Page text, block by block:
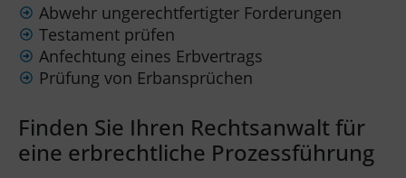
Abwehr ungerechtfertigter Forderungen
Testament prüfen
Anfechtung eines Erbvertrags
Prüfung von Erbansprüchen
Finden Sie Ihren Rechtsanwalt für
eine erbrechtliche Prozessführung